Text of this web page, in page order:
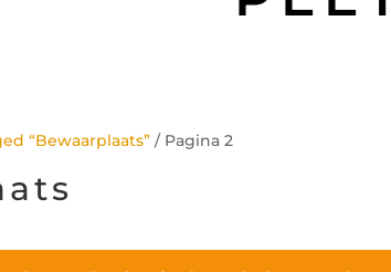
“Bewaarplaats” / Pagina 2